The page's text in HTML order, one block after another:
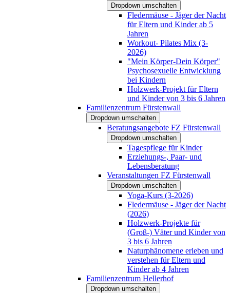
Dropdown umschalten
Fledermäuse - Jäger der Nacht
für Eltern und Kinder ab 5
Jahren
Workout- Pilates Mix (3-
2026)
"Mein Körper-Dein Körper"
Psychosexuelle Entwicklung
bei Kindern
Holzwerk-Projekt für Eltern
und Kinder von 3 bis 6 Jahren
Familienzentrum Fürstenwall
Dropdown umschalten
Beratungsangebote FZ Fürstenwall
Dropdown umschalten
Tagespflege für Kinder
Erziehungs-, Paar- und
Lebensberatung
Veranstaltungen FZ Fürstenwall
Dropdown umschalten
Yoga-Kurs (3-2026)
Fledermäuse - Jäger der Nacht
(2026)
Holzwerk-Projekte für
(Groß-) Väter und Kinder von
3 bis 6 Jahren
Naturphänomene erleben und
verstehen für Eltern und
Kinder ab 4 Jahren
Familienzentrum Hellerhof
Dropdown umschalten